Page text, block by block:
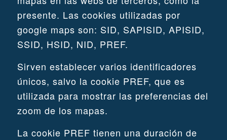
presente. Las cookies utilizadas por
google maps son: SID, SAPISID, APISID,
SSID, HSID, NID, PREF.
Sirven establecer varios identificadores
únicos, salvo la cookie PREF, que es
utilizada para mostrar las preferencias del
zoom de los mapas.
La cookie PREF tienen una duración de